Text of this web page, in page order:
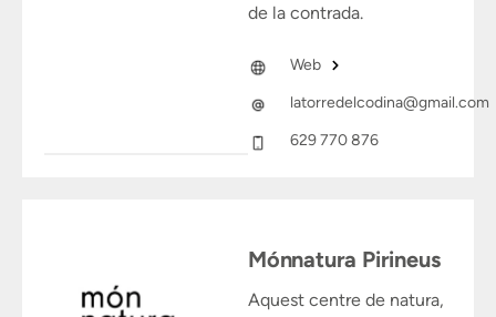
de la contrada.
Web
latorredelcodina@gmail.com
629 770 876
Mónnatura Pirineus
Aquest centre de natura,